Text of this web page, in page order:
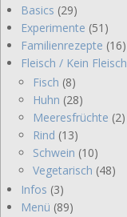
Basics (29)
Experimente (51)
Familienrezepte (16)
Fleisch / Kein Fleisch
Fisch (8)
Huhn (28)
Meeresfrüchte (2)
Rind (13)
Schwein (10)
Vegetarisch (48)
Infos (3)
Menü (89)